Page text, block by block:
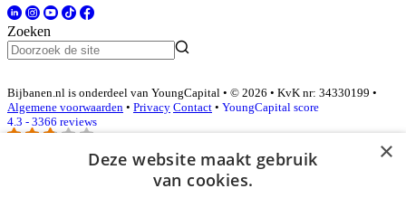
Zoeken
Bijbanen.nl is onderdeel van YoungCapital • © 2026 • KvK nr: 34330199 •
Algemene voorwaarden • Privacy Contact • YoungCapital score
4.3 - 3366 reviews
×
Deze website maakt gebruik
van cookies.